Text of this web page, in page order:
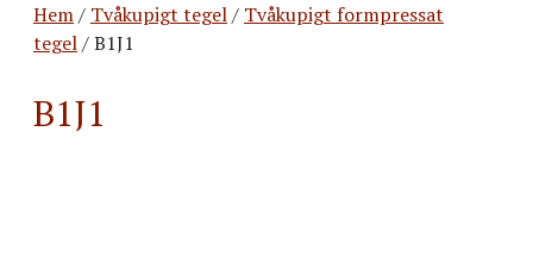
Hem/ Tvåkupigt tegel/ Tvåkupigt formpressat
tegel/ B1J1
B1J1